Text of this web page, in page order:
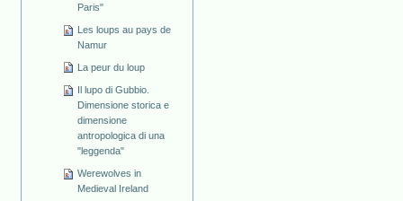
Paris"
Les loups au pays de
Namur
La peur du loup
Il lupo di Gubbio.
Dimensione storica e
dimensione
antropologica di una
"leggenda"
Werewolves in
Medieval Ireland